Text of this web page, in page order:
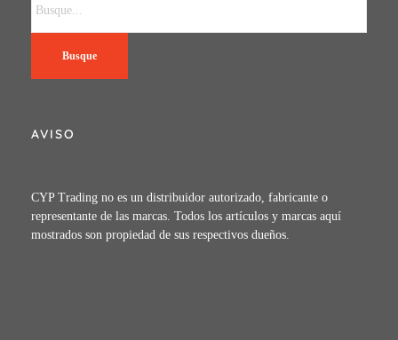
Busque
AVISO
CYP Trading no es un distribuidor autorizado, fabricante o
representante de las marcas. Todos los artículos y marcas aquí
mostrados son propiedad de sus respectivos dueños.